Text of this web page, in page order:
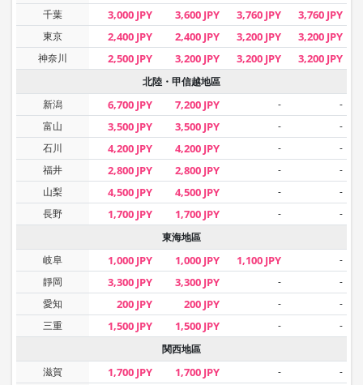
千葉
3,000 JPY 3,600 JPY 3,760 JPY 3,760 JPY
東京 2,400 JPY 2,400 JPY 3,200 JPY 3,200 JPY
神奈川 2,500 JPY 3,200 JPY 3,200 JPY 3,200 JPY
北陸・甲信越地區
新潟
6,700 JPY 7,200 JPY -
-
富山
3,500 JPY 3,500 JPY -
-
石川
4,200 JPY 4,200 JPY -
-
福井
2,800 JPY 2,800 JPY -
-
山梨
4,500 JPY 4,500 JPY -
-
長野
1,700 JPY 1,700 JPY -
-
東海地區
岐阜
1,000 JPY 1,000 JPY 1,100 JPY
-
靜岡
3,300 JPY 3,300 JPY -
-
愛知
200 JPY 200 JPY -
-
三重
1,500 JPY 1,500 JPY -
-
関西地區
滋賀
1,700 JPY 1,700 JPY -
-